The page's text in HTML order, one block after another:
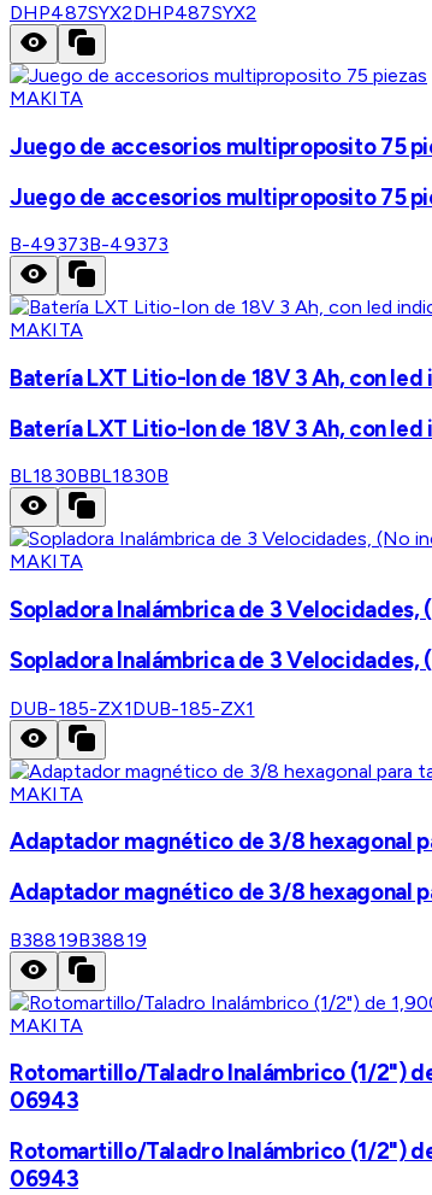
DHP487SYX2DHP487SYX2
MAKITA
Juego de accesorios multiproposito 75
Juego de accesorios multiproposito 75
B-49373B-49373
MAKITA
Batería LXT Litio-Ion de 18V 3 Ah, con
Batería LXT Litio-Ion de 18V 3 Ah, con
BL1830BBL1830B
MAKITA
Sopladora Inalámbrica de 3
Sopladora Inalámbrica de 3
DUB-185-ZX1DUB-185-ZX1
MAKITA
Adaptador magnético de 3/8 hexagonal
Adaptador magnético de 3/8 hexagonal
B38819B38819
MAKITA
Rotomartillo/Taladro Inalámbrico (1/2") de
06943
Rotomartillo/Taladro Inalámbrico (1/2") de
06943